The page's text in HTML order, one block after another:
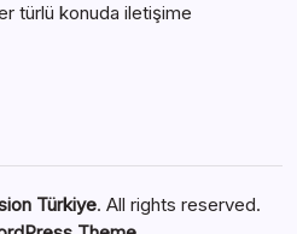
türlü konuda iletişime
Türkiye. All rights reserved.